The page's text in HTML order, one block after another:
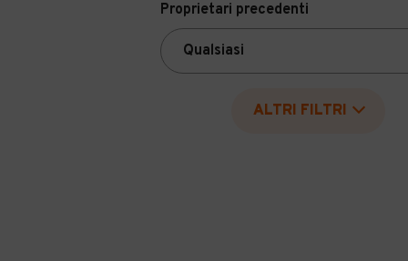
Proprietari precedenti
ALTRI FILTRI